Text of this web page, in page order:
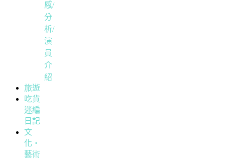
感/
分
析/
演
員
介
紹
旅遊
吃貨
迷編
日記
文
化・
藝術